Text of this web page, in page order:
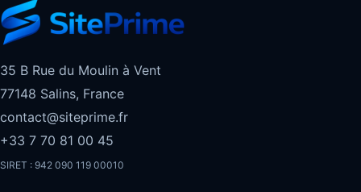
35 B Rue du Moulin à Vent
77148 Salins, France
contact@siteprime.fr
+33 7 70 81 00 45
SIRET : 942 090 119 00010